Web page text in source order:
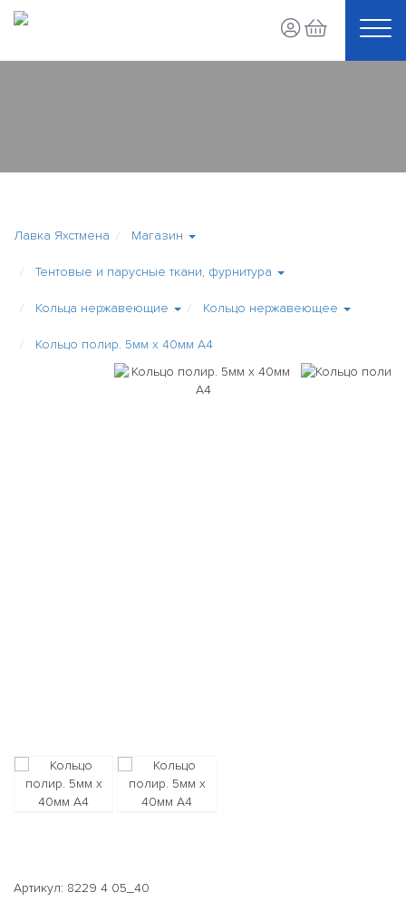
Лавка Яхстмена Магазин
Тентовые и парусные ткани, фурнитура
Кольца нержавеющие Кольцо нержавеющее
Кольцо полир. 5мм х 40мм А4
Артикул: 8229 4 05_40